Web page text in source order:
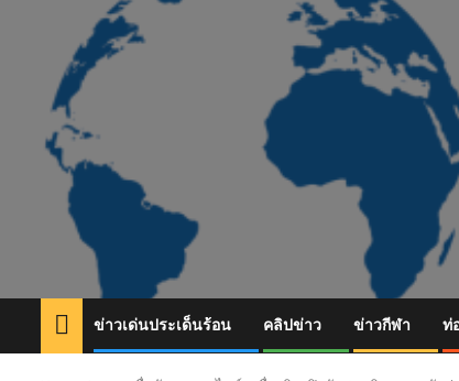
ข่าวเด่นประเด็นร้อน คลิปข่าว ข่าวกีฬา ท่